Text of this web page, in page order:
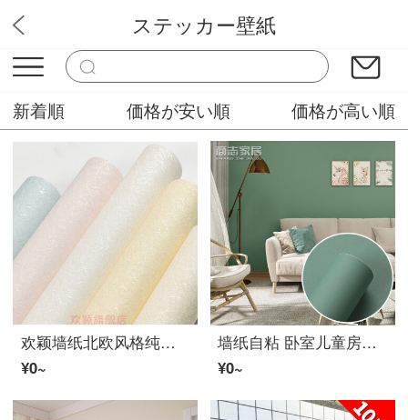
スバル壁紙
ステッカー壁紙
新着順 価格が安い順 価格が高い順
欢颖墙纸北欧风格纯色素色防水PVC米黄卧室リビング家用现代简约 必读:本款非自粘 仅墙纸
¥0~
墙纸自粘 卧室儿童房宿舍房间背景墙自贴墙纸墙贴纸防水加厚质感翻新墙壁贴纸 莫兰迪绿 61cm*3米
¥0~